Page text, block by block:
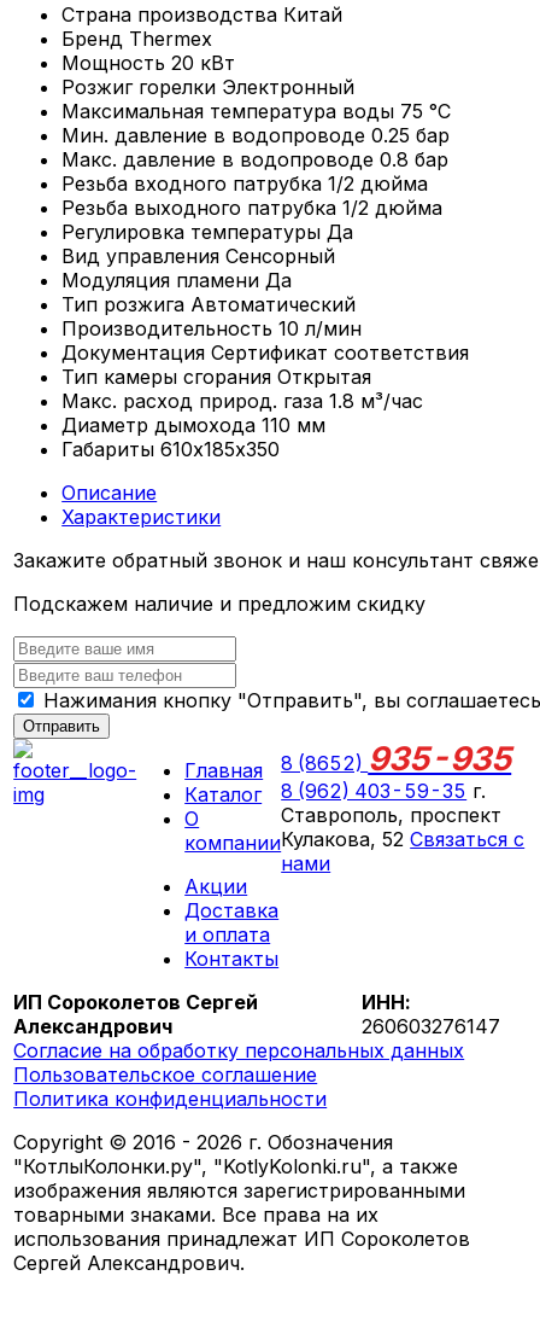
Страна производства Китай
Бренд Thermex
Мощность 20 кВт
Розжиг горелки Электронный
Максимальная температура воды 75 °С
Мин. давление в водопроводе 0.25 бар
Макс. давление в водопроводе 0.8 бар
Резьба входного патрубка 1/2 дюйма
Резьба выходного патрубка 1/2 дюйма
Регулировка температуры Да
Вид управления Сенсорный
Модуляция пламени Да
Тип розжига Автоматический
Производительность 10 л/мин
Документация Сертификат соответствия
Тип камеры сгорания Открытая
Макс. расход природ. газа 1.8 м³/час
Диаметр дымохода 110 мм
Габариты 610х185х350
Описание
Характеристики
Закажите обратный звонок и наш консультант
Подскажем наличие и предложим скидку
Нажимания кнопку "Отправить", вы
Отправить
Главная
Каталог
О
компании
Акции
Доставка
и оплата
Контакты
8 (8652) 935-935
8 (962) 403-59-35 г.
Ставрополь, проспект
Кулакова, 52Связаться с
нами
ИП Сороколетов Сергей
Александрович
ИНН:
260603276147
Согласие на обработку персональных данных
Пользовательское соглашение
Политика конфиденциальности
Copyright © 2016 - 2026 г. Обозначения
"КотлыКолонки.ру", "KotlyKolonki.ru", а также
изображения являются зарегистрированными
товарными знаками. Все права на их
использования принадлежат ИП Сороколетов
Сергей Александрович.